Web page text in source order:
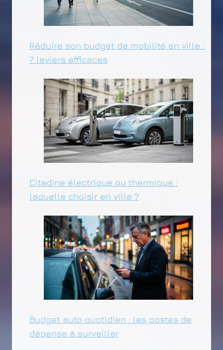
Réduire son budget de mobilité en ville :
7 leviers efficaces
Citadine électrique ou thermique :
laquelle choisir en ville ?
Budget auto quotidien : les postes de
dépense à surveiller